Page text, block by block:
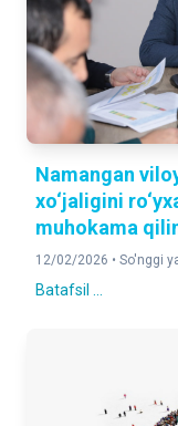
Namangan
xo‘jaligini
muhokama
12/02/2026 • So'nggi
Batafsil ...